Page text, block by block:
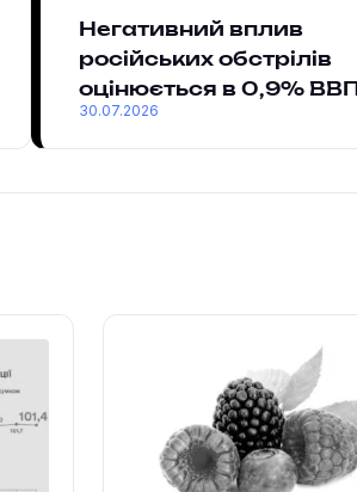
Негативний вплив
російських обстрілів
оцінюється в 0,9% ВВП
30.07.2026